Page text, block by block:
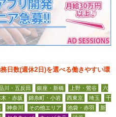
日数(週休2日)を選べる働きやすい環
川・五反田 銀座・新橋 上野・鶯谷
六
木・赤坂
錦糸町・小岩 西東京 埼玉
千
神奈川 その他エリア 池袋・赤羽
新